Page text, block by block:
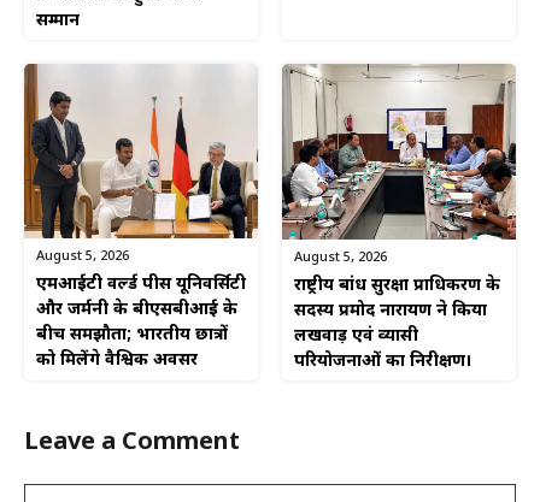
सम्मान
August 5, 2026
एमआईटी वर्ल्ड पीस यूनिवर्सिटी
और जर्मनी के बीएसबीआई के
बीच समझौता; भारतीय छात्रों
को मिलेंगे वैश्विक अवसर
August 5, 2026
राष्ट्रीय बांध सुरक्षा प्राधिकरण के
सदस्य प्रमोद नारायण ने किया
लखवाड़ एवं व्यासी
परियोजनाओं का निरीक्षण।
Leave a Comment